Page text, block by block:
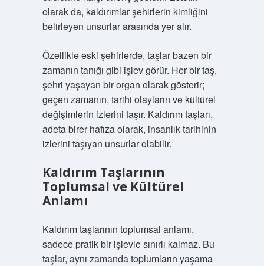
olarak da, kaldırımlar şehirlerin kimliğini
belirleyen unsurlar arasında yer alır.
Özellikle eski şehirlerde, taşlar bazen bir
zamanın tanığı gibi işlev görür. Her bir taş,
şehri yaşayan bir organ olarak gösterir;
geçen zamanın, tarihi olayların ve kültürel
değişimlerin izlerini taşır. Kaldırım taşları,
adeta birer hafıza olarak, insanlık tarihinin
izlerini taşıyan unsurlar olabilir.
Kaldırım Taşlarının
Toplumsal ve Kültürel
Anlamı
Kaldırım taşlarının toplumsal anlamı,
sadece pratik bir işlevle sınırlı kalmaz. Bu
taşlar, aynı zamanda toplumların yaşama